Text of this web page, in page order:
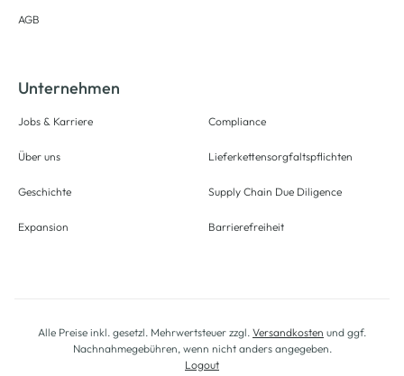
AGB
Unternehmen
Jobs & Karriere
Über uns
Geschichte
Expansion
Compliance
Lieferkettensorgfaltspflichten
Supply Chain Due Diligence
Barrierefreiheit
Alle Preise inkl. gesetzl. Mehrwertsteuer zzgl. Versandkosten und ggf.
Nachnahmegebühren, wenn nicht anders angegeben.
Logout